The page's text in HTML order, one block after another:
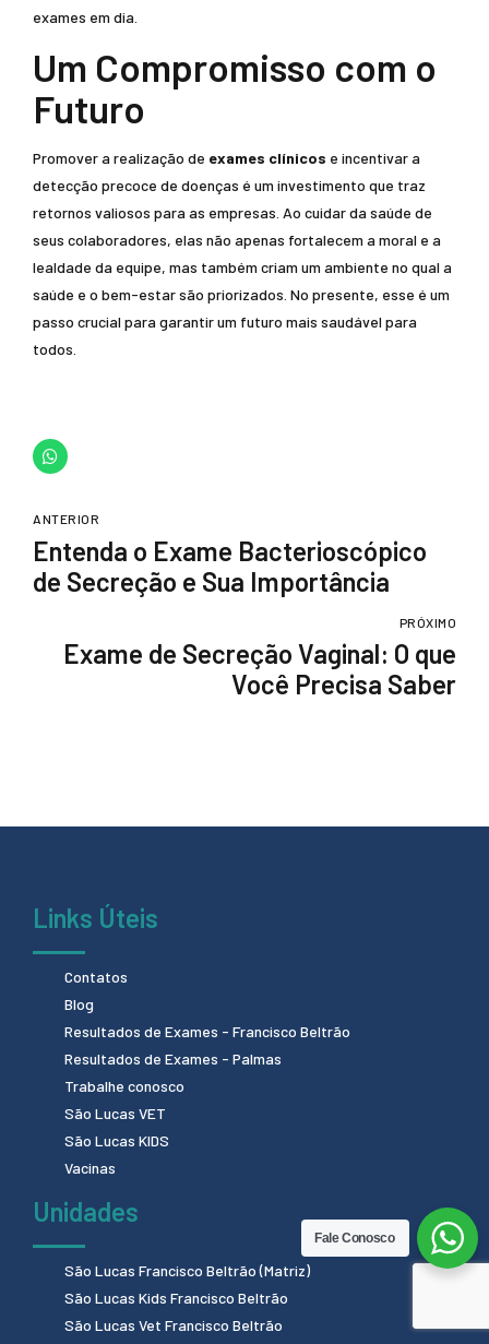
exames em dia.
Um Compromisso com o
Futuro
Promover a realização de exames clínicos e incentivar a
detecção precoce de doenças é um investimento que traz
retornos valiosos para as empresas. Ao cuidar da saúde de
seus colaboradores, elas não apenas fortalecem a moral e a
lealdade da equipe, mas também criam um ambiente no qual a
saúde e o bem-estar são priorizados. No presente, esse é um
passo crucial para garantir um futuro mais saudável para
todos.
ANTERIOR
Entenda o Exame Bacterioscópico
de Secreção e Sua Importância
PRÓXIMO
Exame de Secreção Vaginal: O que
Você Precisa Saber
Links Úteis
Contatos
Blog
Resultados de Exames - Francisco Beltrão
Resultados de Exames - Palmas
Trabalhe conosco
São Lucas VET
São Lucas KIDS
Vacinas
Unidades
São Lucas Francisco Beltrão (Matriz)
São Lucas Kids Francisco Beltrão
São Lucas Vet Francisco Beltrão
Fale Conosco